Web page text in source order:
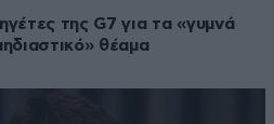
της G7 για τα «γυμνά
θέαμα